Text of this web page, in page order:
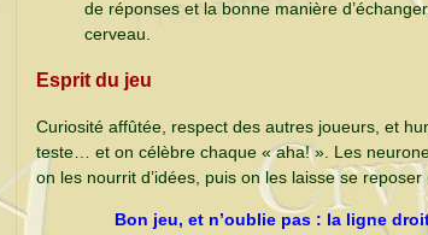
de réponses et la bonne manière
cerveau.
Esprit du jeu
Curiosité affûtée, respect des autres joueurs, et
teste… et on célèbre chaque « aha! ». Les
on les nourrit d’idées, puis on les laisse se
Bon jeu, et n’oublie pas : la ligne